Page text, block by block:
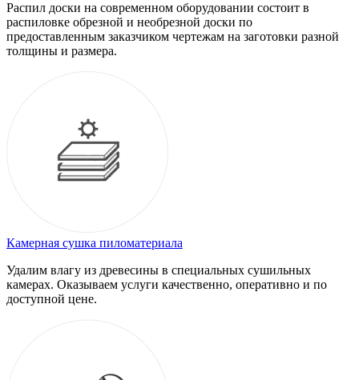
Распил доски на современном оборудовании состоит в
распиловке обрезной и необрезной доски по
предоставленным заказчиком чертежам на заготовки разной
толщины и размера.
Камерная сушка пиломатериала
Удалим влагу из древесины в специальных сушильных
камерах. Оказываем услуги качественно, оперативно и по
доступной цене.